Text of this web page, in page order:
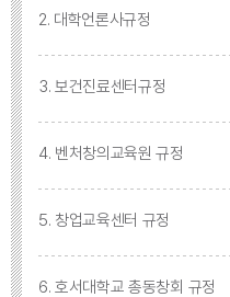
2. 대학언론사규정
3. 보건진료센터규정
4. 벤처창의교육원 규정
5. 창업교육센터 규정
6. 호서대학교 총동창회 규정